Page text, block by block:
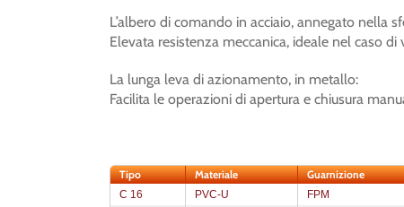
L’albero di comando in acciaio, annegato nella
Elevata resistenza meccanica, ideale nel caso
La lunga leva di azionamento, in metallo:
Facilita le operazioni di apertura e chiusura
Tipo Materiale Guarnizione
C 16 PVC-U FPM